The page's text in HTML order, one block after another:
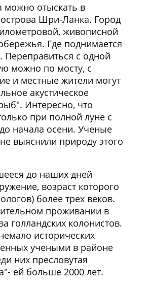
можно отыскать в
Шри-Ланка. Город
живописной
Где поднимается
Переправиться с одной
можно по мосту, с
и местные жители могут
акустическое
Интересно, что
при полной луне с
начала осени. Ученые
выяснили природу этого
до наших дней
возраст которого
более трех веков.
проживании в
голландских колонистов.
исторических
учеными в районе
них пресловутая
ей больше 2000 лет.